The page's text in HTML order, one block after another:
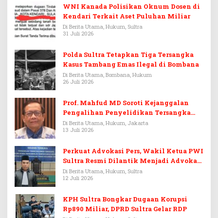
WNI Kanada Polisikan Oknum Dosen di
Kendari Terkait Aset Puluhan Miliar
Di Berita Utama, Hukum, Sultra
31 Juli 2026
Polda Sultra Tetapkan Tiga Tersangka
Kasus Tambang Emas Ilegal di Bombana
Di Berita Utama, Bombana, Hukum
26 Juli 2026
Prof. Mahfud MD Soroti Kejanggalan
Pengalihan Penyelidikan Tersangka
Febrie Adriansyah
Di Berita Utama, Hukum, Jakarta
13 Juli 2026
Perkuat Advokasi Pers, Wakil Ketua PWI
Sultra Resmi Dilantik Menjadi Advokat
PERADI
Di Berita Utama, Hukum, Sultra
12 Juli 2026
KPH Sultra Bongkar Dugaan Korupsi
Rp890 Miliar, DPRD Sultra Gelar RDP